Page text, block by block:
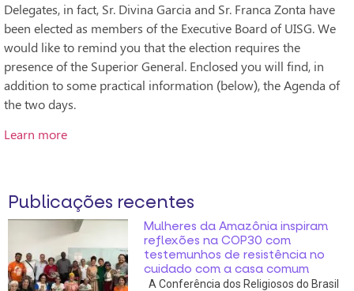
Delegates, in fact, Sr. Divina Garcia and Sr. Franca Zonta have
been elected as members of the Executive Board of UISG. We
would like to remind you that the election requires the
presence of the Superior General. Enclosed you will find, in
addition to some practical information (below), the Agenda of
the two days.
Learn more
Publicações recentes
Mulheres da Amazônia inspiram
reflexões na COP30 com
testemunhos de resistência no
cuidado com a casa comum
A Conferência dos Religiosos do Brasil